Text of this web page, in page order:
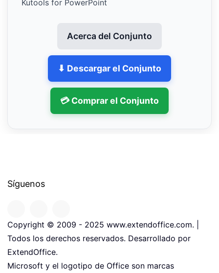
Kutools for PowerPoint
Acerca del Conjunto
⬇ Descargar el Conjunto
💳 Comprar el Conjunto
Síguenos
Copyright © 2009 - 2025 www.extendoffice.com. |
Todos los derechos reservados. Desarrollado por
ExtendOffice.
Microsoft y el logotipo de Office son marcas